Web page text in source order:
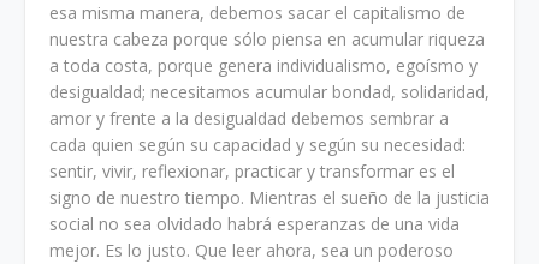
esa misma manera, debemos sacar el capitalismo de
nuestra cabeza porque sólo piensa en acumular riqueza
a toda costa, porque genera individualismo, egoísmo y
desigualdad; necesitamos acumular bondad, solidaridad,
amor y frente a la desigualdad debemos sembrar a
cada quien según su capacidad y según su necesidad:
sentir, vivir, reflexionar, practicar y transformar es el
signo de nuestro tiempo. Mientras el sueño de la justicia
social no sea olvidado habrá esperanzas de una vida
mejor. Es lo justo. Que leer ahora, sea un poderoso